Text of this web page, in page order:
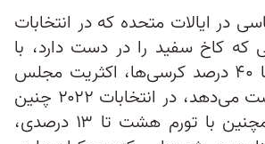
در ایالات متحده که در انتخابات
که کاخ سفید را در دست دارد، با
کسب حدود ۳۰ تا ۴۰ درصد کرسی‌ها، اکثریت مجلس
نمایندگان را از دست می‌دهد، در انتخابات ۲۰۲۲ چنین
اتفاقی نیفتاد. همچنین با تورم هشت تا ۱۳ درصدی،